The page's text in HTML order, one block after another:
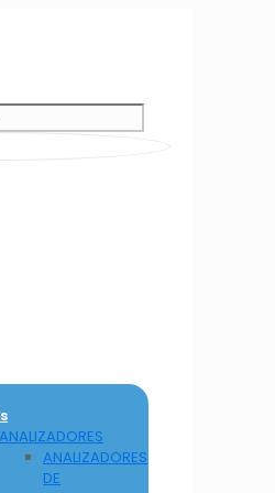
ANALIZADORES
ANALIZADORES
DE